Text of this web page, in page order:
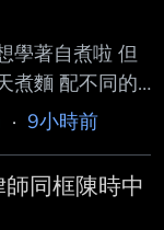
學著自煮啦 但
煮麵 配不同的
有料理高手可
· 9小時前
同框陳時中